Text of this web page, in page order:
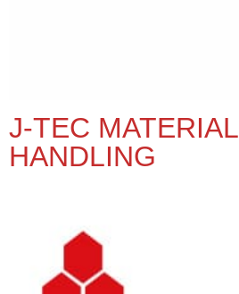
J-TEC MATERIAL
HANDLING